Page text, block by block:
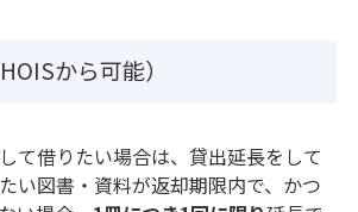
から可能）
て借りたい場合は、貸出延長をして
い図書・資料が返却期限内で、かつ